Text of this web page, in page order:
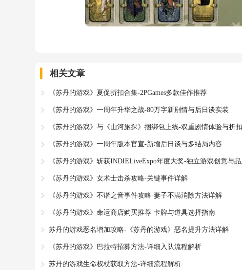
相关文章
《苏丹的游戏》夏促折扣合集-2PGames多款佳作推荐
《苏丹的游戏》一周年升华之战-80万字新剧情与后日谈实装
《苏丹的游戏》与《山河旅探》捆绑包上线-双重剧情体验与折
《苏丹的游戏》一周年版本官宣-新增后日谈与多结局内容
《苏丹的游戏》斩获INDIELiveExpo年度大奖-独立游戏创意与
《苏丹的游戏》女术士击杀攻略-关键事件详解
《苏丹的游戏》不谐之音事件攻略-妻子不满消除方法详解
《苏丹的游戏》命运商店购买推荐-卡牌与道具选择指南
苏丹的游戏恶名增加攻略-《苏丹的游戏》恶名提升方法详解
《苏丹的游戏》巴拉特招募方法-详细入队流程解析
苏丹的游戏生命权杖获取方法-详细流程解析